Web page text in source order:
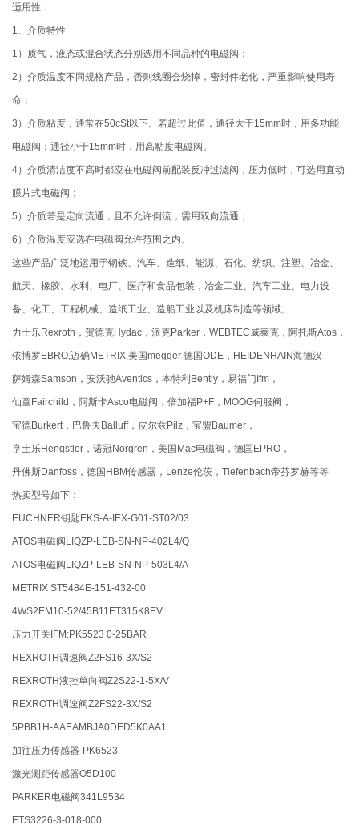
适用性：
1、介质特性
1）质气，液态或混合状态分别选用不同品种的电磁阀；
2）介质温度不同规格产品，否则线圈会烧掉，密封件老化，严重影响使用寿
命；
3）介质粘度，通常在50cSt以下。若超过此值，通径大于15mm时，用多功能
电磁阀；通径小于15mm时，用高粘度电磁阀。
4）介质清洁度不高时都应在电磁阀前配装反冲过滤阀，压力低时，可选用直动
膜片式电磁阀；
5）介质若是定向流通，且不允许倒流，需用双向流通；
6）介质温度应选在电磁阀允许范围之内。
这些产品广泛地运用于钢铁、汽车、造纸、能源、石化、纺织、注塑、冶金、
航天、橡胶、水利、电厂、医疗和食品包装，冶金工业、汽车工业、电力设
备、化工、工程机械、造纸工业、造船工业以及机床制造等领域。
力士乐Rexroth，贺德克Hydac，派克Parker，WEBTEC威泰克，阿托斯Atos，
依博罗EBRO,迈确METRIX,美国megger 德国ODE，HEIDENHAIN海德汉
萨姆森Samson，安沃驰Aventics，本特利Bently，易福门Ifm，
仙童Fairchild，阿斯卡Asco电磁阀，倍加福P+F，MOOG伺服阀，
宝德Burkert，巴鲁夫Balluff，皮尔兹Pilz，宝盟Baumer，
亨士乐Hengstler，诺冠Norgren，美国Mac电磁阀，德国EPRO，
丹佛斯Danfoss，德国HBM传感器，Lenze伦茨，Tiefenbach帝芬罗赫等等
热卖型号如下：
EUCHNER钥匙EKS-A-IEX-G01-ST02/03
ATOS电磁阀LIQZP-LEB-SN-NP-402L4/Q
ATOS电磁阀LIQZP-LEB-SN-NP-503L4/A
METRIX ST5484E-151-432-00
4WS2EM10-52/45B11ET315K8EV
压力开关IFM:PK5523 0-25BAR
REXROTH调速阀Z2FS16-3X/S2
REXROTH液控单向阀Z2S22-1-5X/V
REXROTH调速阀Z2FS22-3X/S2
5PBB1H-AAEAMBJA0DED5K0AA1
加往压力传感器-PK6523
激光测距传感器O5D100
PARKER电磁阀341L9534
ETS3226-3-018-000